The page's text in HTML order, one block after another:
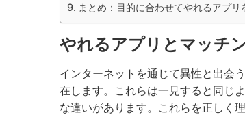
まとめ：目的に合わせてやれるアプリ
やれるアプリとマッチ
インターネットを通じて異性と出会
在します。これらは一見すると同じ
な違いがあります。これらを正しく